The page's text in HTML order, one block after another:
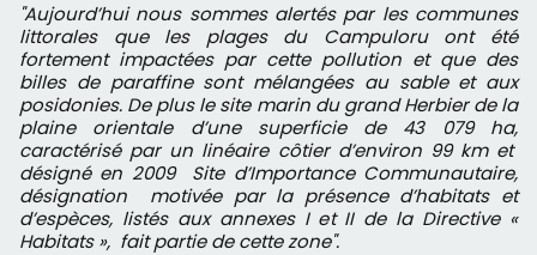
"Aujourd’hui nous sommes alertés par les communes
littorales que les plages du Campuloru ont été
fortement impactées par cette pollution et que des
billes de paraffine sont mélangées au sable et aux
posidonies. De plus le site marin du grand Herbier de la
plaine orientale d’une superficie de 43 079 ha,
caractérisé par un linéaire côtier d’environ 99 km et
désigné en 2009 Site d’Importance Communautaire,
désignation motivée par la présence d’habitats et
d’espèces, listés aux annexes I et II de la Directive «
Habitats », fait partie de cette zone".